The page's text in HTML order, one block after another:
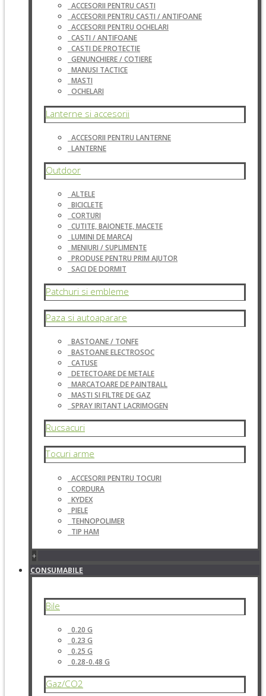
ACCESORII PENTRU CASTI
ACCESORII PENTRU CASTI / ANTIFOANE
ACCESORII PENTRU OCHELARI
CASTI / ANTIFOANE
CASTI DE PROTECTIE
GENUNCHIERE / COTIERE
MANUSI TACTICE
MASTI
OCHELARI
Lanterne si accesorii
ACCESORII PENTRU LANTERNE
LANTERNE
Outdoor
ALTELE
BICICLETE
CORTURI
CUTITE, BAIONETE, MACETE
LUMINI DE MARCAJ
MENIURI / SUPLIMENTE
PRODUSE PENTRU PRIM AJUTOR
SACI DE DORMIT
Patchuri si embleme
Paza si autoaparare
BASTOANE / TONFE
BASTOANE ELECTROSOC
CATUSE
DETECTOARE DE METALE
MARCATOARE DE PAINTBALL
MASTI SI FILTRE DE GAZ
SPRAY IRITANT LACRIMOGEN
Rucsacuri
Tocuri arme
ACCESORII PENTRU TOCURI
CORDURA
KYDEX
PIELE
TEHNOPOLIMER
TIP HAM
+
CONSUMABILE
Bile
0.20 G
0.23 G
0.25 G
0.28-0.48 G
Gaz/CO2